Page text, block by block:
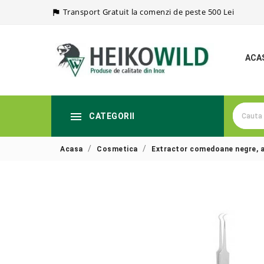
 Transport Gratuit la comenzi de peste 500 Lei
 CATEGORII
Acasa Cosmetica Extractor comedoane negre,